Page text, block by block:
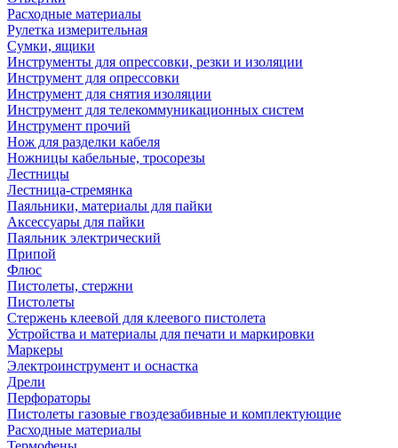
Расходные материалы
Рулетка измерительная
Сумки, ящики
Инструменты для опрессовки, резки и изоляции
Инструмент для опрессовки
Инструмент для снятия изоляции
Инструмент для телекоммуникационных систем
Инструмент прочий
Нож для разделки кабеля
Ножницы кабельные, тросорезы
Лестницы
Лестница-стремянка
Паяльники, материалы для пайки
Аксессуары для пайки
Паяльник электрический
Припой
Флюс
Пистолеты, стержни
Пистолеты
Стержень клеевой для клеевого пистолета
Устройства и материалы для печати и маркировки
Маркеры
Электроинструмент и оснастка
Дрели
Перфораторы
Пистолеты газовые гвоздезабивные и комплектующие
Расходные материалы